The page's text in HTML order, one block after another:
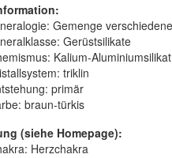
Gemenge
Gerüstsilikate
Kalium-Aluminiumsilikat
triklin
primär
braun-türkis
(siehe Homepage):
Herzchakra